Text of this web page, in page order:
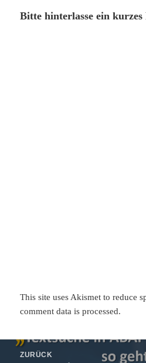
Bitte hinterlasse ein kurzes
This site uses Akismet to reduce
comment data is processed.
Beitragsnavigation
ZURÜCK